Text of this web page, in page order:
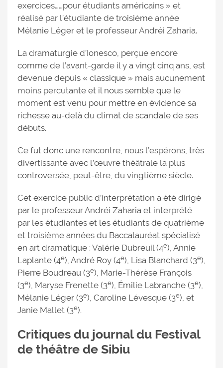
exercices……pour étudiants américains » et
réalisé par l’étudiante de troisième année
Mélanie Léger et le professeur Andréi Zaharia.
La dramaturgie d’Ionesco, perçue encore
comme de l’avant-garde il y a vingt cinq ans, est
devenue depuis « classique » mais aucunement
moins percutante et il nous semble que le
moment est venu pour mettre en évidence sa
richesse au-delà du climat de scandale de ses
débuts.
Ce fut donc une rencontre, nous l’espérons, très
divertissante avec l’œuvre théâtrale la plus
controversée, peut-être, du vingtième siècle.
Cet exercice public d’interprétation a été dirigé
par le professeur Andréi Zaharia et interprété
par les étudiantes et les étudiants de quatrième
et troisième années du Baccalauréat spécialisé
en art dramatique : Valérie Dubreuil (4e), Annie
Laplante (4e), André Roy (4e), Lisa Blanchard (3e),
Pierre Boudreau (3e), Marie-Thérèse François
(3e), Maryse Frenette (3e), Émilie Labranche (3e),
Mélanie Léger (3e), Caroline Lévesque (3e), et
Janie Mallet (3e).
Critiques du journal du Festival
de théâtre de Sibiu